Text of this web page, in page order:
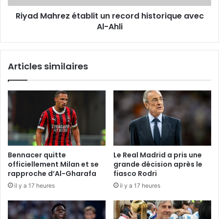
Ahli
Riyad Mahrez établit un record historique avec
Al-Ahli
Articles similaires
Bennacer quitte
officiellement Milan et se
rapproche d’Al-Gharafa
il y a 17 heures
Le Real Madrid a pris une
grande décision après le
fiasco Rodri
il y a 17 heures